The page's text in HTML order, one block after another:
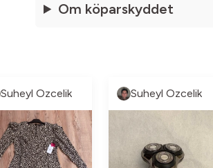
Om köparskyddet
Suheyl Ozcelik Suheyl Ozcelik